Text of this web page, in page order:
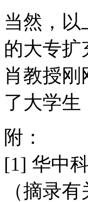
当然，以
的大专扩
肖教授刚
了大学生
附：
[1] 华中
（摘录